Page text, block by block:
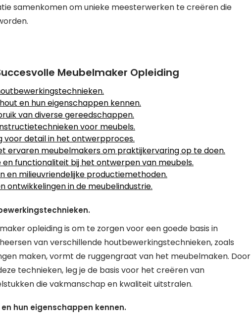
samenkomen om unieke meesterwerken te creëren die
Meubelmaker Opleiding
en hun eigenschappen kennen.
van diverse gereedschappen.
voor meubels.
voor detail in het ontwerpproces.
ervaren meubelmakers om praktijkervaring op te doen.
functionaliteit bij het ontwerpen van meubels.
en milieuvriendelijke productiemethoden.
ontwikkelingen in de meubelindustrie.
opleiding is om te zorgen voor een goede basis in
van verschillende houtbewerkingstechnieken, zoals
maken, vormt de ruggengraat van het meubelmaken. Door
technieken, leg je de basis voor het creëren van
die vakmanschap en kwaliteit uitstralen.
hun eigenschappen kennen.